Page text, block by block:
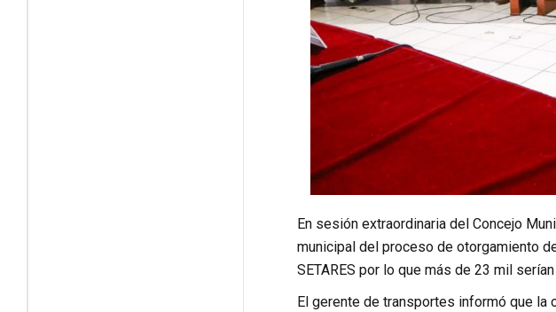
En sesión extraordinaria del Concejo
municipal del proceso de otorgamiento
SETARES por lo que más de 23 mil
El gerente de transportes informó que